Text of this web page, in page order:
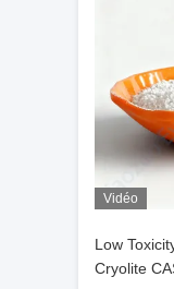
Vidéo
Low
Cryolite